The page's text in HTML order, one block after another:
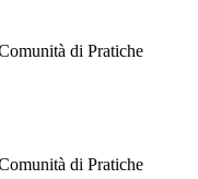
di Pratiche
di Pratiche